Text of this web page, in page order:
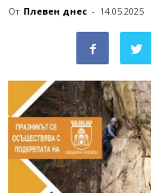
От Плевен днес - 14.05.2025